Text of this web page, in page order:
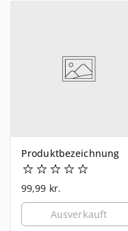
Produktbezeichnung
99,99 kr.
Ausverkauft